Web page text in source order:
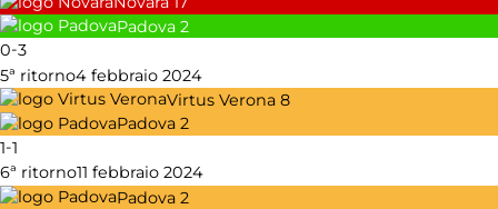
Padova 2
0-3
5ª ritorno4 febbraio 2024
Virtus Verona 8
Padova 2
1-1
6ª ritorno11 febbraio 2024
Padova 2